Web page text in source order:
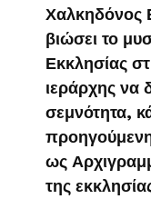
Χαλκηδόνος
βιώσει το
Εκκλησίας
ιεράρχης να
σεμνότητα,
ως
της